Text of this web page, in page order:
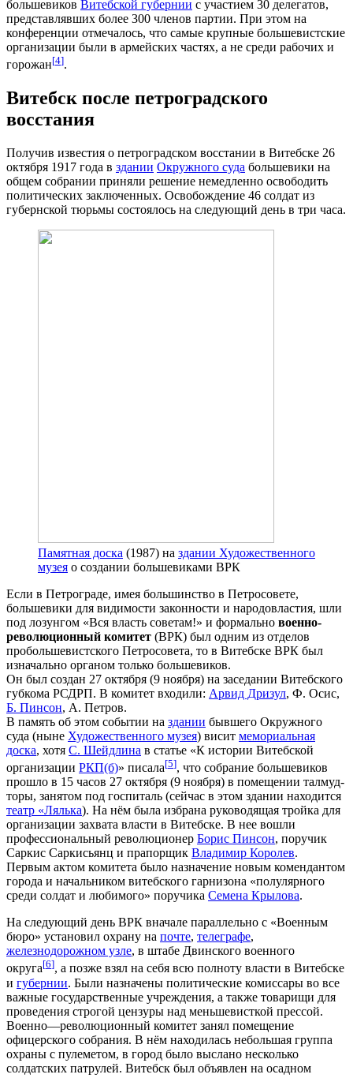
большевиков Витебской губернии с участием 30 делегатов,
представлявших более 300 членов партии. При этом на
конференции отмечалось, что самые крупные большевистские
организации были в армейских частях, а не среди рабочих и
горожан[4].
Витебск после петроградского
восстания
Получив известия о петроградском восстании в Витебске 26
октября 1917 года в здании Окружного суда большевики на
общем собрании приняли решение немедленно освободить
политических заключенных. Освобождение 46 солдат из
губернской тюрьмы состоялось на следующий день в три часа.
Памятная доска (1987) на здании Художественного
музея о создании большевиками ВРК
Если в Петрограде, имея большинство в Петросовете,
большевики для видимости законности и народовластия, шли
под лозунгом «Вся власть советам!» и формально военно-
революционный комитет (ВРК) был одним из отделов
пробольшевистского Петросовета, то в Витебске ВРК был
изначально органом только большевиков.
Он был создан 27 октября (9 ноября) на заседании Витебского
губкома РСДРП. В комитет входили: Арвид Дризул, Ф. Осис,
Б. Пинсон, А. Петров.
В память об этом событии на здании бывшего Окружного
суда (ныне Художественного музея) висит мемориальная
доска, хотя С. Шейдлина в статье «К истории Витебской
организации РКП(б)» писала[5], что собрание большевиков
прошло в 15 часов 27 октября (9 ноября) в помещении талмуд-
торы, занятом под госпиталь (сейчас в этом здании находится
театр «Лялька). На нём была избрана руководящая тройка для
организации захвата власти в Витебске. В нее вошли
профессиональный революционер Борис Пинсон, поручик
Саркис Саркисьянц и прапорщик Владимир Королев.
Первым актом комитета было назначение новым комендантом
города и начальником витебского гарнизона «полулярного
среди солдат и любимого» поручика Семена Крылова.
На следующий день ВРК вначале параллельно с «Военным
бюро» установил охрану на почте, телеграфе,
железнодорожном узле, в штабе Двинского военного
округа[6], а позже взял на себя всю полноту власти в Витебске
и губернии. Были назначены политические комиссары во все
важные государственные учреждения, а также товарищи для
проведения строгой цензуры над меньшевисткой прессой.
Военно—революционный комитет занял помещение
офицерского собрания. В нём находилась небольшая группа
охраны с пулеметом, в город было выслано несколько
солдатских патрулей. Витебск был объявлен на осадном